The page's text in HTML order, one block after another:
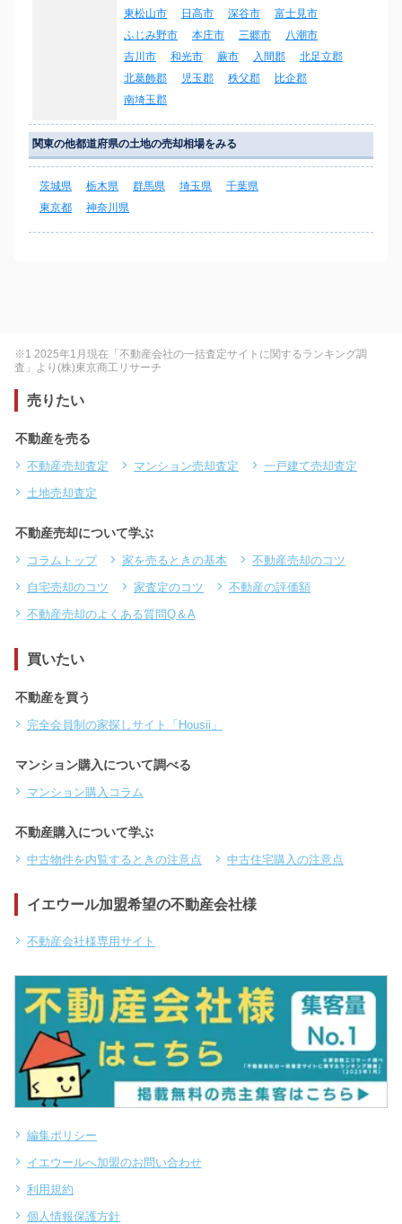
東松山市
日高市 深谷市
富士見市
ふじみ野市
本庄市 三郷市
八潮市
吉川市
和光市 蕨市 入間郡
北足立郡
北葛飾郡
児玉郡 秩父郡
比企郡
南埼玉郡
関東の他都道府県の土地の売却相場をみる
茨城県 栃木県 群馬県 埼玉県
千葉県
東京都
神奈川県
※1 2025年1月現在「不動産会社の一括査定サイトに関するランキング調
査」より(株)東京商工リサーチ
売りたい
不動産を売る
不動産売却査定 マンション売却査定
一戸建て売却査定
土地売却査定
不動産売却について学ぶ
コラムトップ 家を売るときの基本
不動産売却のコツ
自宅売却のコツ
家査定のコツ
不動産の評価額
不動産売却のよくある質問Q＆A
買いたい
不動産を買う
完全会員制の家探しサイト「Housii」
マンション購入について調べる
マンション購入コラム
不動産購入について学ぶ
中古物件を内覧するときの注意点 中古住宅購入の注意点
イエウール加盟希望の不動産会社様
不動産会社様専用サイト
編集ポリシー
イエウールへ加盟のお問い合わせ
利用規約
個人情報保護方針